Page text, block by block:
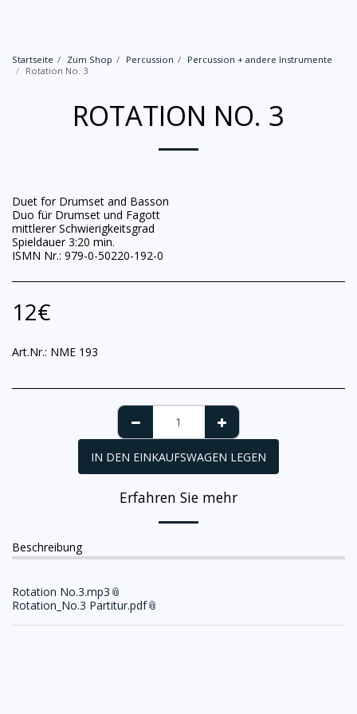
Startseite Zum Shop Percussion
Percussion + andere Instrumente
Rotation No. 3
ROTATION NO. 3
Duet for Drumset and Basson
Duo für Drumset und Fagott
mittlerer Schwierigkeitsgrad
Spieldauer 3:20 min.
ISMN Nr.: 979-0-50220-192-0
12€
Art.Nr.: NME 193
IN DEN EINKAUFSWAGEN LEGEN
Erfahren Sie mehr
Beschreibung
Rotation No.3.mp3
Rotation_No.3 Partitur.pdf